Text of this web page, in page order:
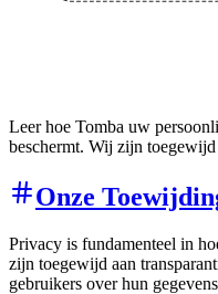
Leer hoe Tomba uw
beschermt. Wij zijn
Onze
Privacy is fundamenteel in
zijn toegewijd aan
gebruikers over hun